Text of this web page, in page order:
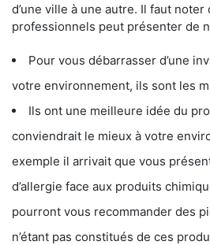
d’une ville à une autre. Il faut
professionnels peut présenter de
Pour vous débarrasser d’une
votre environnement, ils sont les
Ils ont une meilleure idée du
conviendrait le mieux à votre
exemple il arrivait que vous
d’allergie face aux produits
pourront vous recommander des
n’étant pas constitués de ces